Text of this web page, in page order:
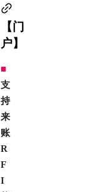
【门
户】
■
支
持
来
账
R
F
I